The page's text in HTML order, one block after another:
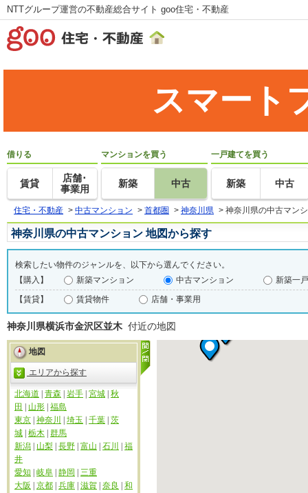
NTTグループ運営の不動産総合サイト goo住宅・不動産
スマート
借りる
賃貸
店舗･
事業用
マンションを買う
新築 中古
一戸建てを買う
新築 中古
住宅・不動産 > 中古マンション > 首都圏 > 神奈川県 > 神奈川県の中古マン
神奈川県の中古マンション 地図から探す
検索したい物件のジャンルを、以下から選んでください。
【購入】
新築マンション 中古マンション
新築一
【賃貸】
賃貸物件 店舗・事業用
神奈川県横浜市金沢区並木 付近の地図
地図
エリアから探す
北海道 青森 岩手 宮城 秋
田
山形 福島
東京 神奈川 埼玉 千葉 茨
城 栃木 群馬
新潟
山梨 長野 富山 石川
福
井
愛知
岐阜 静岡
三重
大阪
京都 兵庫 滋賀 奈良
和